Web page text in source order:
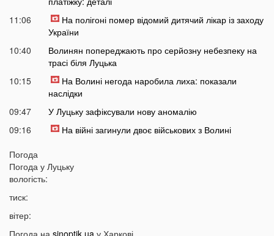
11:06
На полігоні помер відомий дитячий лікар із заходу
України
10:40
Волинян попереджають про серйозну небезпеку на
трасі біля Луцька
10:15
На Волині негода наробила лиха: показали
наслідки
09:47
У Луцьку зафіксували нову аномалію
09:16
На війні загинули двоє військових з Волині
06 СЕРПНЯ
21:44
21:06
Погода
Погода у Луцьку
вологість:
тиск:
вітер: